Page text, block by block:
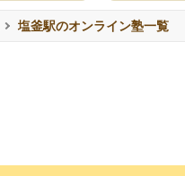
塩釜駅のオンライン塾一覧